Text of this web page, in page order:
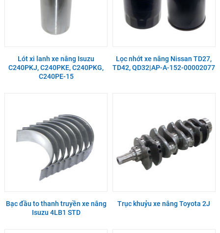
Lót xi lanh xe nâng Isuzu
C240PKJ, C240PKE, C240PKG,
C240PE-15
Lọc nhớt xe nâng Nissan TD27,
TD42, QD32|AP-A-152-00002077
Bạc đầu to thanh truyền xe nâng
Isuzu 4LB1 STD
Trục khuỷu xe nâng Toyota 2J